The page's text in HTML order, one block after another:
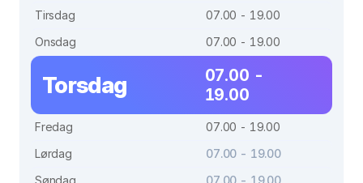
Tirsdag
07.00 - 19.00
Onsdag
07.00 - 19.00
Torsdag
07.00 -
19.00
Fredag
07.00 - 19.00
Lørdag
07.00 - 19.00
Søndag
07.00 - 19.00